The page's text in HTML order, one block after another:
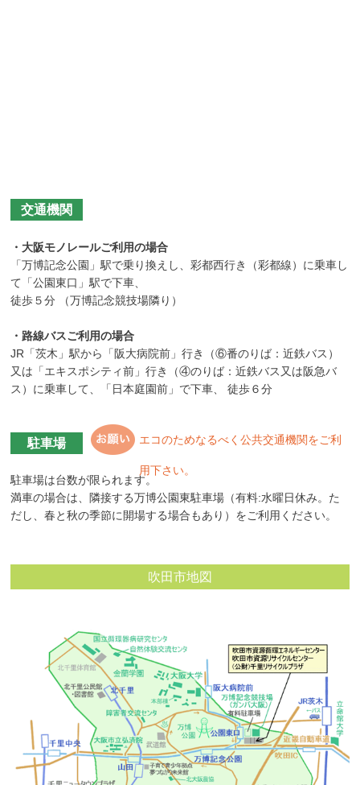
交通機関
・大阪モノレールご利用の場合
「万博記念公園」駅で乗り換えし、彩都西行き（彩都線）に乗車し
て「公園東口」駅で下車、
徒歩５分 （万博記念競技場隣り）
・路線バスご利用の場合
JR「茨木」駅から「阪大病院前」行き（⑥番のりば：近鉄バス）
又は「エキスポシティ前」行き（④のりば：近鉄バス又は阪急バ
ス）に乗車して、「日本庭園前」で下車、 徒歩６分
駐車場
駐車場は台数が限られます。
満車の場合は、隣接する万博公園東駐車場（有料:水曜日休み。た
だし、春と秋の季節に開場する場合もあり）をご利用ください。
エコのためなるべく公共交通機関をご利
用下さい。
吹田市地図